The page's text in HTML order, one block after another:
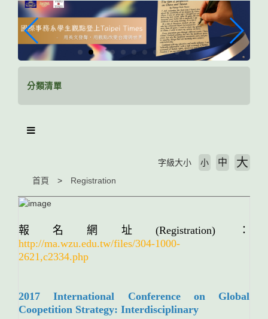
分類清單
首頁 Registration
字級大小 小 中 大
報名網址 (Registration)：
http://ma.wzu.edu.tw/files/304-1000-
2621,c2334.php
2017 International Conference on Global
Coopetition Strategy: Interdisciplinary